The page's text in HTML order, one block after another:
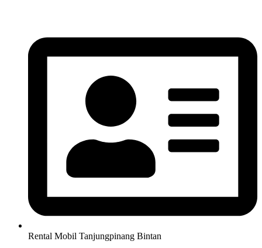
Rental Mobil Tanjungpinang Bintan